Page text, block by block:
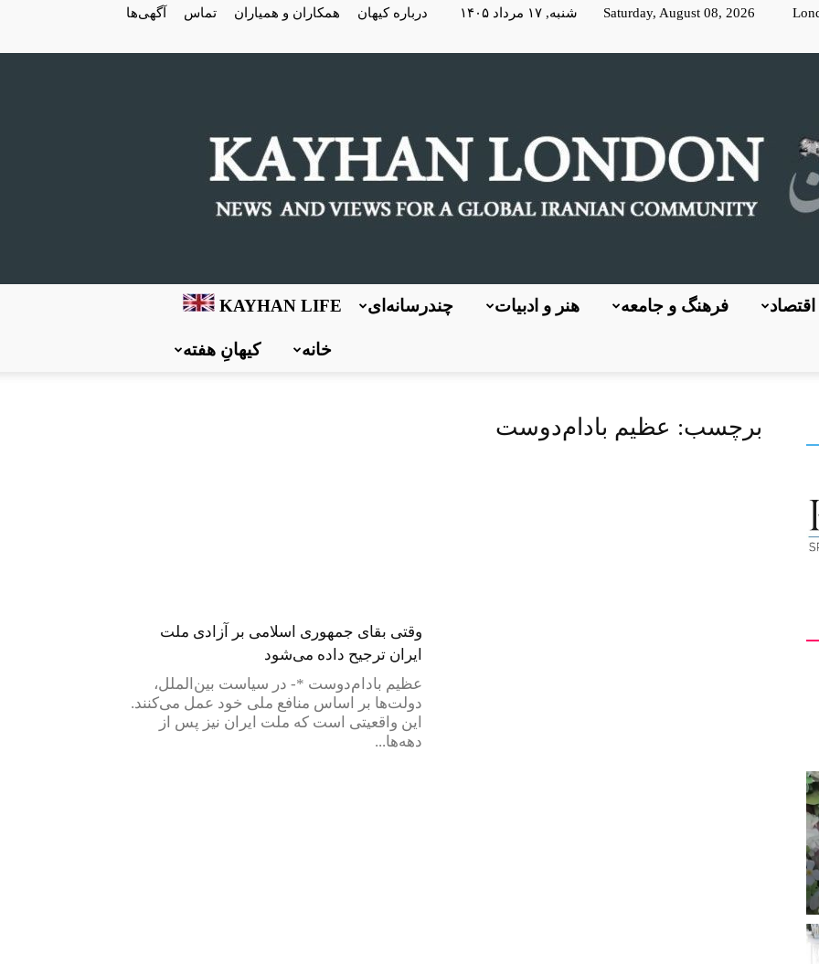
Saturday, August 08, 2026 شنبه, ۱۷ مرداد ۱۴۰۵ درباره کیهان همکاران و همیاران تماس آگهی‌ها
KAYHAN LIFE چندرسانه‌ای هنر و ادبیات فرهنگ و جامعه اقتصاد
کیهانِ هفته خانه
برچسب: عظیم بادام‌دوست
وقتی بقای جمهوری اسلامی بر آزادی ملت
ایران ترجیح داده می‌شود
عظیم بادام‌دوست *- در سیاست بین‌الملل،
دولت‌ها بر اساس منافع ملی خود عمل می‌کنند.
این واقعیتی است که ملت ایران نیز پس از
دهه‌ها...